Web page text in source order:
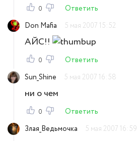
0
Ответить
Don Mafia
5 мая 2007 15:52
АЙС!!
0
Ответить
Sun_Shine
5 мая 2007 16:58
ни о чем
0
Ответить
Злая_Ведьмочка
5 мая 2007 16:59